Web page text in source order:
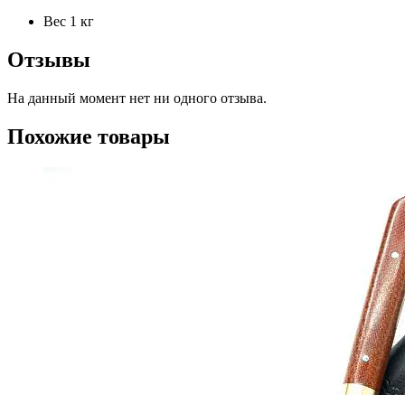
Вес 1 кг
Отзывы
На данный момент нет ни одного отзыва.
Похожие товары